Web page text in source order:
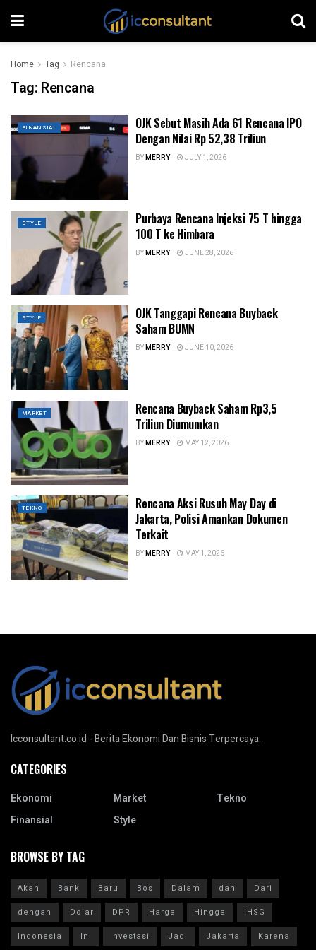
Home Tag Rencana
Tag: Rencana
FINANSIAL
OJK Sebut Masih Ada 61 Rencana IPO
Dengan Nilai Rp 52,38 Triliun
BYMERRY JULY 1, 2026
STYLE
Purbaya Rencana Injeksi 75 T hingga
100 T ke Himbara
BYMERRY JUNE 28, 2026
STYLE
OJK Tanggapi Rencana Buyback
Saham BUMN
BYMERRY JUNE 10, 2026
MARKET
Rencana Buyback Saham Rp3,5
Triliun Diumumkan
BYMERRY MAY 12, 2026
TEKNO
Rencana Aksi Rusuh May Day di
Jakarta, Polisi Amankan Dokumen
Terkait
BYMERRY MAY 1, 2026
Icconsultant.co.id - Berita Ekonomi Dan Bisnis Terpercaya.
CATEGORIES
Ekonomi
Finansial
Market
Style
Tekno
BROWSE BY TAG
Akan Bank Baru Bos Dalam dan
Dari
dengan
Dolar DPR Harga Hingga
IHSG
Indonesia
Ini Investasi Jadi Jakarta Karena